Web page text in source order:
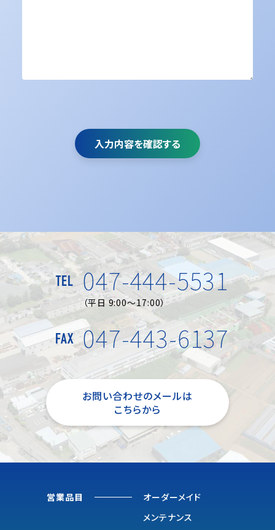
入力内容を確認する
TEL 047-444-5531
（平日 9:00～17:00）
FAX 047-443-6137
お問い合わせのメールは
こちらから
営業品目
オーダーメイド
メンテナンス